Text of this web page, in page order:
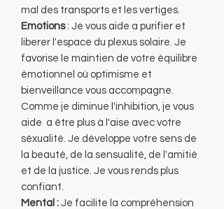
mal des transports et les vertiges.
Emotions: Je vous aide a purifier et
liberer l'espace du plexus solaire. Je
favorise le maintien de votre équilibre
émotionnel où optimisme et
bienveillance vous accompagne.
Comme je diminue l'inhibition, je vous
aide a être plus à l'aise avec votre
séxualité. Je développe votre sens de
la beauté, de la sensualité, de l'amitié
et de la justice. Je vous rends plus
confiant.
Mental : Je facilite la compréhension